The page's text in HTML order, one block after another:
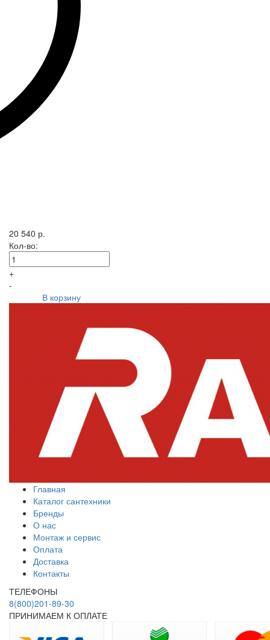
20 540 р.
Кол-во:
+
-
В корзину
Главная
Каталог сантехники
Бренды
О нас
Монтаж и сервис
Оплата
Доставка
Контакты
ТЕЛЕФОНЫ
8(800)201-89-30
ПРИНИМАЕМ К ОПЛАТЕ